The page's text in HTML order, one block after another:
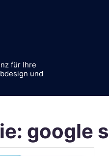
für Ihre
und
google